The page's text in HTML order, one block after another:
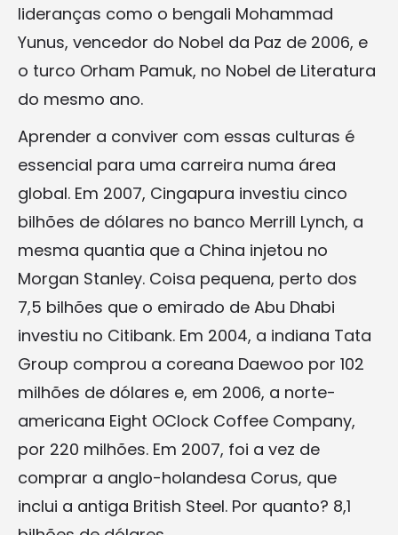
lideranças como o bengali Mohammad
Yunus, vencedor do Nobel da Paz de 2006, e
o turco Orham Pamuk, no Nobel de Literatura
do mesmo ano.
Aprender a conviver com essas culturas é
essencial para uma carreira numa área
global. Em 2007, Cingapura investiu cinco
bilhões de dólares no banco Merrill Lynch, a
mesma quantia que a China injetou no
Morgan Stanley. Coisa pequena, perto dos
7,5 bilhões que o emirado de Abu Dhabi
investiu no Citibank. Em 2004, a indiana Tata
Group comprou a coreana Daewoo por 102
milhões de dólares e, em 2006, a norte-
americana Eight OClock Coffee Company,
por 220 milhões. Em 2007, foi a vez de
comprar a anglo-holandesa Corus, que
inclui a antiga British Steel. Por quanto? 8,1